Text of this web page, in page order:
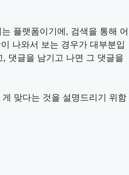
플랫폼이기에, 검색을 통해 어
나와서 보는 경우가 대부분입
댓글을 남기고 나면 그 댓글을
맞다는 것을 설명드리기 위함